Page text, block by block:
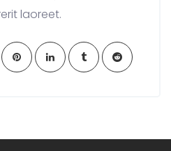
laoreet.